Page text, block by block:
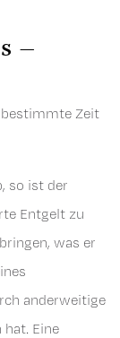
–
bestimmte Zeit
so ist der
Entgelt zu
was er
anderweitige
Eine